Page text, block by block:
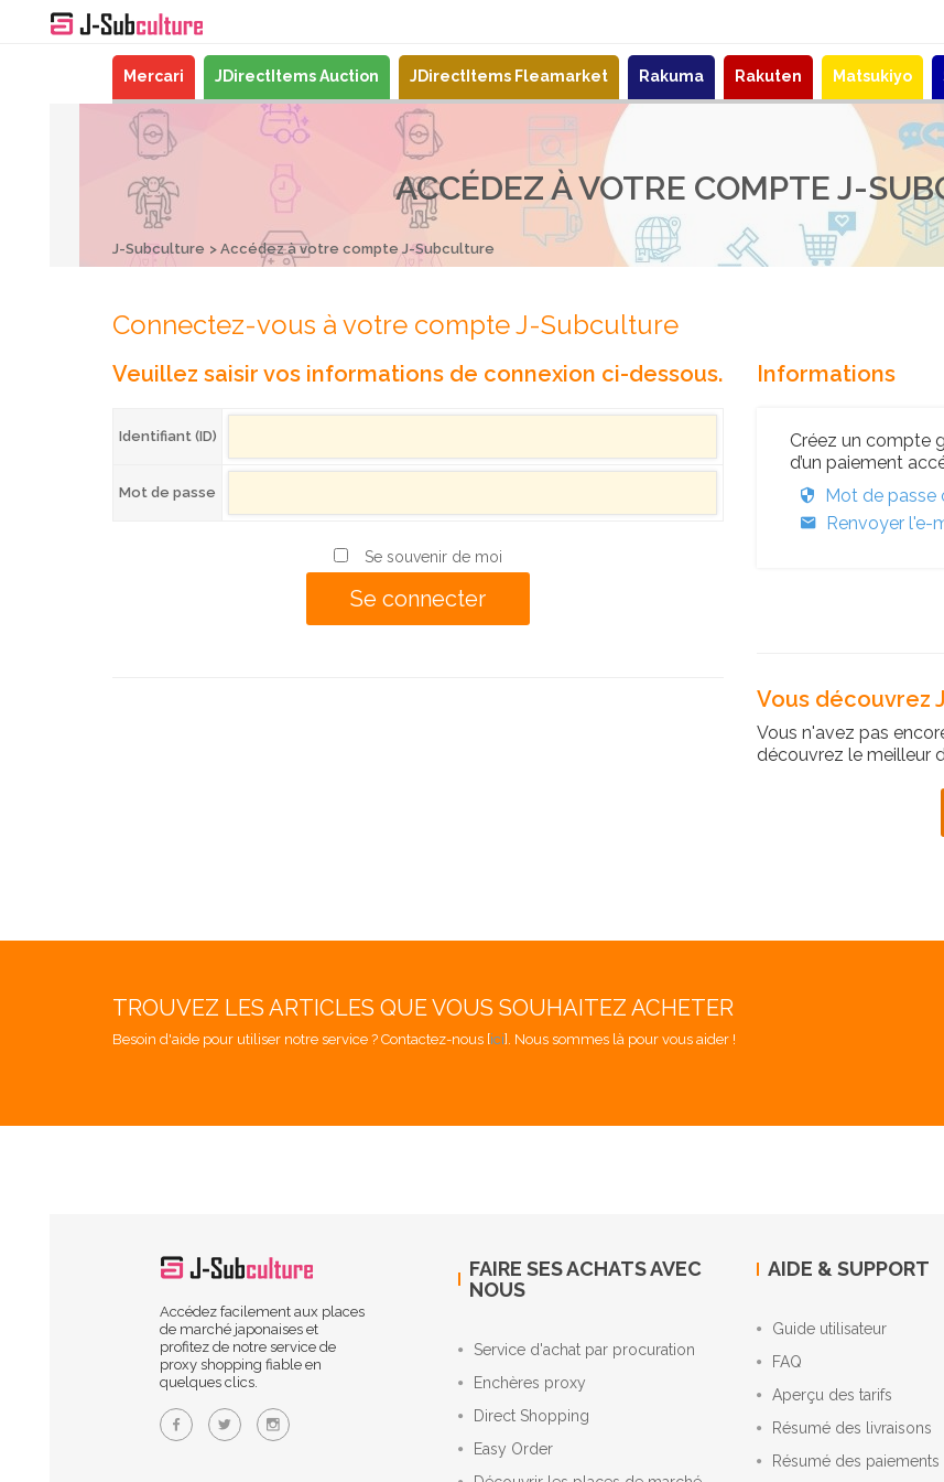
Mercari JDirectItems Auction JDirectItems Fleamarket Rakuma Rakuten Matsukiyo
ACCÉDEZ À VOTRE COMPTE J-
J-Subculture Accédez à votre compte J-Subculture
Connectez-vous à votre compte J-Subculture
Veuillez saisir vos informations de connexion ci-dessous.
Identifiant (ID)
Mot de passe
Se souvenir de moi
Informations
Créez un compte
d’un paiement
Mot de passe
Renvoyer l'e-
Vous découvrez
Vous n'avez pas
découvrez le meilleur
TROUVEZ LES ARTICLES QUE VOUS SOUHAITEZ ACHETER
Besoin d'aide pour utiliser notre service ? Contactez-nous [ici]. Nous sommes là pour vous aider !
Accédez facilement aux places
de marché japonaises et
profitez de notre service de
proxy shopping fiable en
quelques clics.
FAIRE SES ACHATS AVEC
NOUS
Service d'achat par procuration
Enchères proxy
Direct Shopping
Easy Order
AIDE & SUPPORT
Guide utilisateur
FAQ
Aperçu des tarifs
Résumé des livraisons
Résumé des paiements